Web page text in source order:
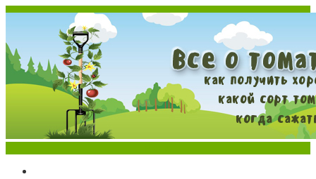
Все о томатах. Выращивание томатов. Сорта и рассада.
Выращивание и уход за томатами